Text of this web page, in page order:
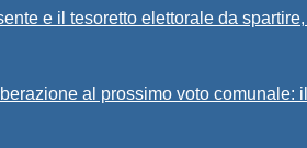
e il tesoretto elettorale da
al prossimo voto comunale: